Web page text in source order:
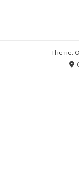
Theme: